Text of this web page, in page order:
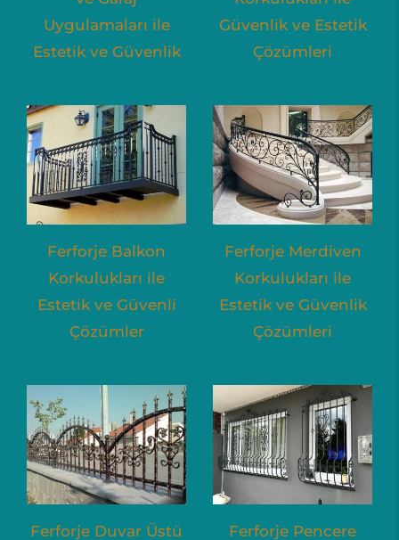
Uygulamaları ile
Estetik ve Güvenlik
Güvenlik ve Estetik
Çözümleri
Ferforje Balkon
Korkulukları ile
Estetik ve Güvenli
Çözümler
Ferforje Merdiven
Korkulukları ile
Estetik ve Güvenlik
Çözümleri
Ferforje Duvar Üstü
Ferforje Pencere